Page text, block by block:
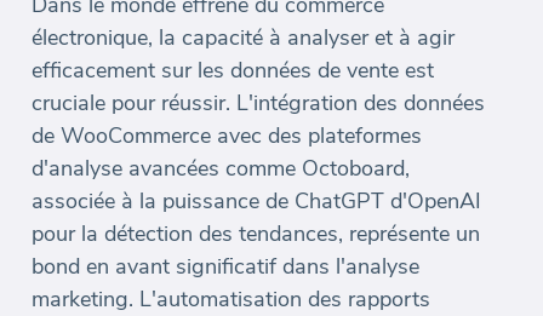
électronique, la capacité à analyser et à agir
efficacement sur les données de vente est
cruciale pour réussir. L'intégration des données
de WooCommerce avec des plateformes
d'analyse avancées comme Octoboard,
associée à la puissance de ChatGPT d'OpenAI
pour la détection des tendances, représente un
bond en avant significatif dans l'analyse
marketing. L'automatisation des rapports